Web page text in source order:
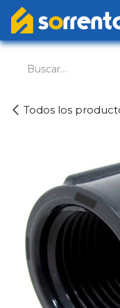
Ir al contenido
Todos los